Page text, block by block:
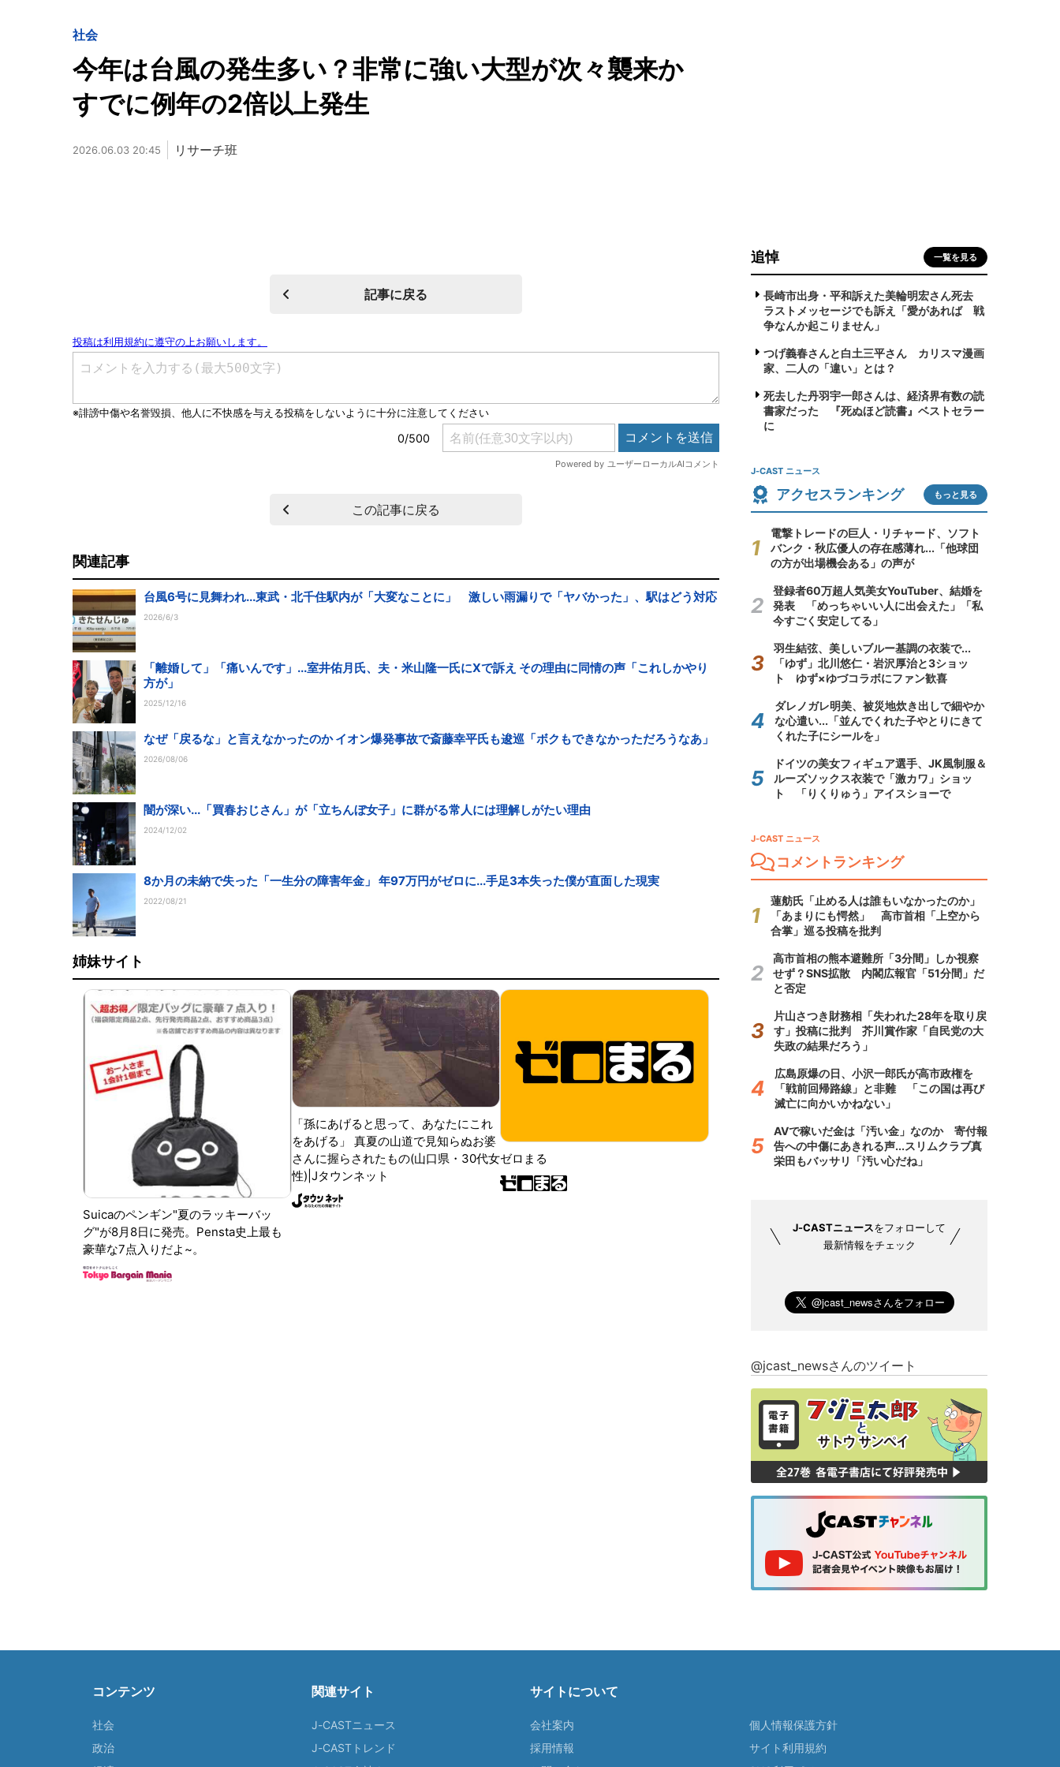
社会
今年は台風の発生多い？非常に強い大型が次々襲来か
すでに例年の2倍以上発生
2026.06.03 20:45 リサーチ班
記事に戻る
この記事に戻る
関連記事
台風6号に見舞われ...東武・北千住駅内が「大変なことに」 激しい雨漏りで「ヤバかった」、駅はどう対応
2026/6/3
「離婚して」「痛いんです」...室井佑月氏、夫・米山隆一氏にXで訴え その理由に同情の声「これしかやり
方が」
2025/12/16
なぜ「戻るな」と言えなかったのか イオン爆発事故で斎藤幸平氏も逡巡「ボクもできなかっただろうなあ」
2026/08/06
闇が深い...「買春おじさん」が「立ちんぼ女子」に群がる常人には理解しがたい理由
2024/12/02
8か月の未納で失った「一生分の障害年金」 年97万円がゼロに...手足3本失った僕が直面した現実
2022/08/21
姉妹サイト
Suicaのペンギン"夏のラッキーバッ
グ"が8月8日に発売。Pensta史上最も
豪華な7点入りだよ~。
「孫にあげると思って、あなたにこれ
をあげる」 真夏の山道で見知らぬお婆
さんに握らされたもの(山口県・30代女
性)|Jタウンネット
ゼロまる
追悼 一覧を見る
長崎市出身・平和訴えた美輪明宏さん死去
ラストメッセージでも訴え「愛があれば 戦
争なんか起こりません」
つげ義春さんと白土三平さん カリスマ漫画
家、二人の「違い」とは？
死去した丹羽宇一郎さんは、経済界有数の読
書家だった 『死ぬほど読書』ベストセラー
に
J-CAST ニュース
アクセスランキング もっと見る
電撃トレードの巨人・リチャード、ソフト
バンク・秋広優人の存在感薄れ...「他球団
の方が出場機会ある」の声が
登録者60万超人気美女YouTuber、結婚を
発表 「めっちゃいい人に出会えた」「私
今すごく安定してる」
羽生結弦、美しいブルー基調の衣装で...
「ゆず」北川悠仁・岩沢厚治と3ショッ
ト ゆず×ゆづコラボにファン歓喜
ダレノガレ明美、被災地炊き出しで細やか
な心遣い...「並んでくれた子やとりにきて
くれた子にシールを」
ドイツの美女フィギュア選手、JK風制服＆
ルーズソックス衣装で「激カワ」ショッ
ト 「りくりゅう」アイスショーで
J-CAST ニュース
コメントランキング
蓮舫氏「止める人は誰もいなかったのか」
「あまりにも愕然」 高市首相「上空から
合掌」巡る投稿を批判
高市首相の熊本避難所「3分間」しか視察
せず？SNS拡散 内閣広報官「51分間」だ
と否定
片山さつき財務相「失われた28年を取り戻
す」投稿に批判 芥川賞作家「自民党の大
失政の結果だろう」
広島原爆の日、小沢一郎氏が高市政権を
「戦前回帰路線」と非難 「この国は再び
滅亡に向かいかねない」
AVで稼いだ金は「汚い金」なのか 寄付報
告への中傷にあきれる声...スリムクラブ真
栄田もバッサリ「汚い心だね」
J-CASTニュースをフォローして
最新情報をチェック
@jcast_newsさんのツイート
コンテンツ
社会
政治
関連サイト
J-CASTニュース
J-CASTトレンド
サイトについて
会社案内
採用情報
個人情報保護方針
サイト利用規約